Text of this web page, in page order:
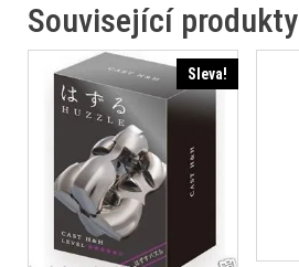
Související produkty
Sleva!